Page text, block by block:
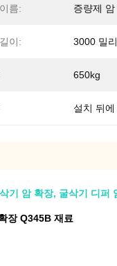
름: 증량제 암
이: 3000 밀
650kg
설치 뒤에
기 암 확장, 굴삭기 디퍼
장 Q345B 재료